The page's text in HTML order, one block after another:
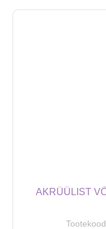
AKRÜÜLIST